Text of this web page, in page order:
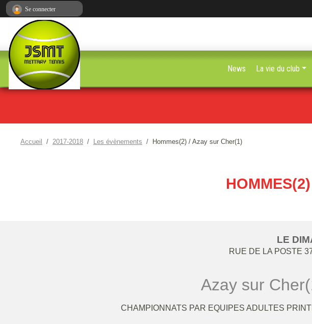
Accueil 2017-2018 Les évènements Hommes(2) / Azay sur Cher(1)
LE
RUE DE LA POSTE
Azay sur
CHAMPIONNATS PAR EQUIPES ADULTES
News La vie du club
Se connecter
Panneau de gestion des cookies